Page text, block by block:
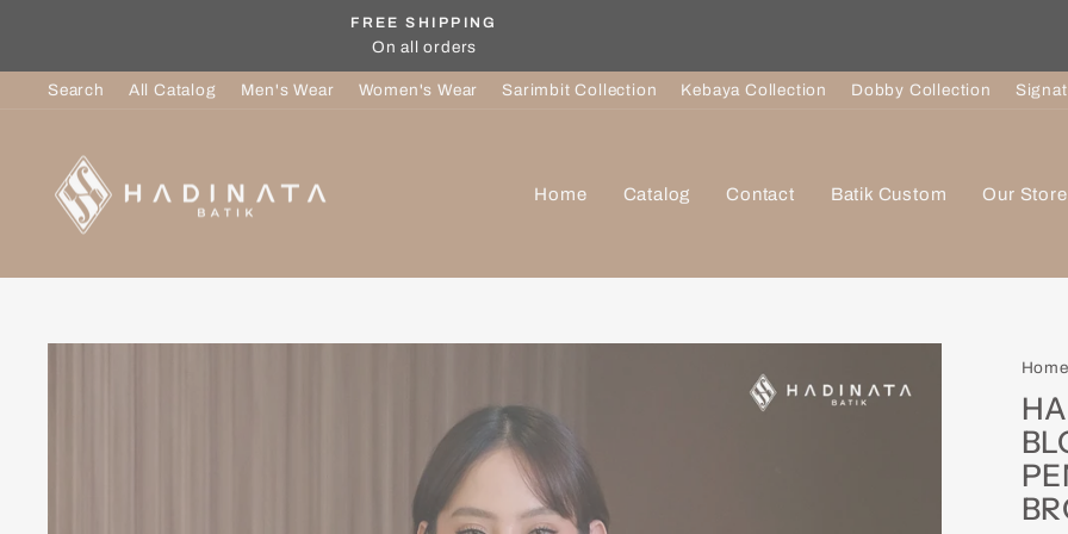
content
slideshow
FREE SHIPPING
On all orders
Search All Catalog Men's Wear Women's Wear Sarimbit Collection Kebaya Collection Dobby Collection
Home Catalog Contact Batik Custom Our Store
Home